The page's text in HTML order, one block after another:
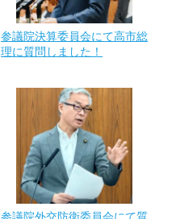
参議院決算委員会にて高市総
理に質問しました！